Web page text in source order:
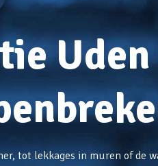
Uden
tot lekkages in muren of de